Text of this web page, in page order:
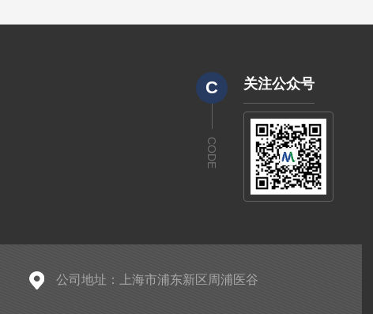
C
CODE
关注公众号
公司地址：上海市浦东新区周浦医谷